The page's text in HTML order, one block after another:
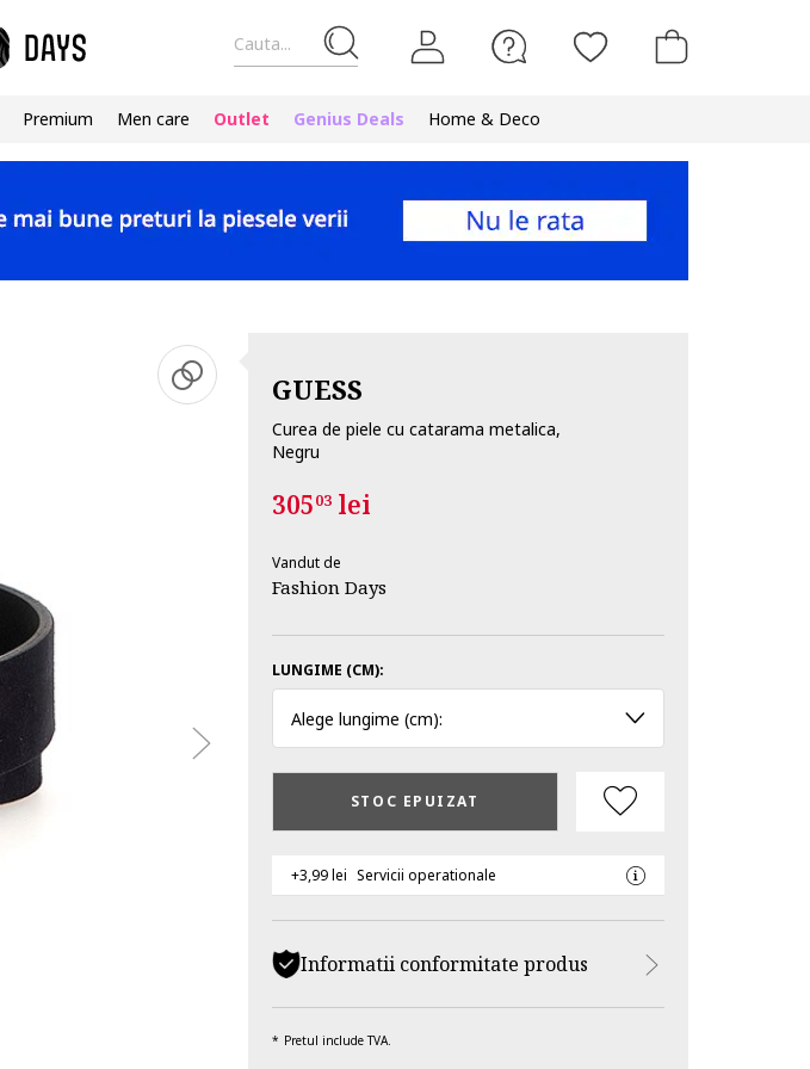
Cauta...
Premium Men care Outlet Genius Deals Home & Deco
GUESS
Curea de piele cu catarama metalica,
Negru
30503lei
Vandut de
Fashion Days
LUNGIME (CM):
Alege lungime (cm):
STOC EPUIZAT
+3,99 lei Servicii operationale
Informatii conformitate produs
Pretul include TVA.